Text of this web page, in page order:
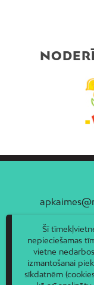
Šī
nepieciešamas
vietne
izmantošanai
sīkdatnēm